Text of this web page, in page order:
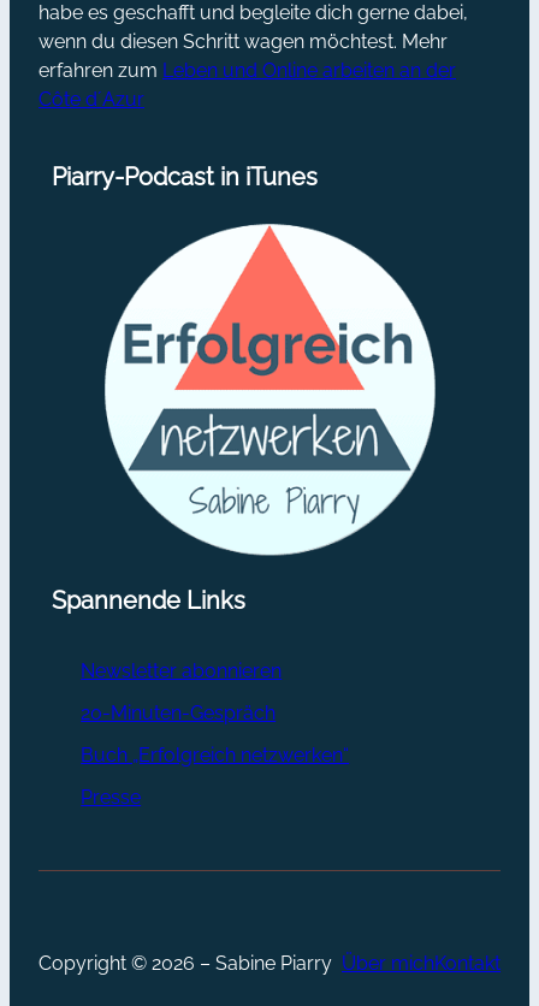
habe es geschafft und begleite dich gerne dabei,
wenn du diesen Schritt wagen möchtest. Mehr
erfahren zum Leben und Online arbeiten an der
Côte d´Azur
Piarry-Podcast in iTunes
Spannende Links
Newsletter abonnieren
20-Minuten-Gespräch
Buch „Erfolgreich netzwerken“
Presse
Copyright © 2026 – Sabine Piarry Über michKontakt